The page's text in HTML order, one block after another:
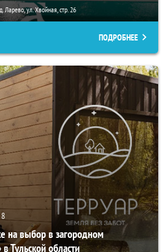
Ларево, ул. Хвойная, стр. 26
ПОДРОБНЕЕ
8
на выбор в загородном
Тульской области